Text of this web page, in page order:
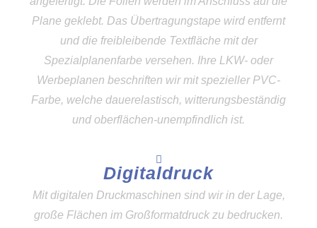
Plane geklebt. Das Übertragungstape wird entfernt
und die freibleibende Textfläche mit der
Spezialplanenfarbe versehen. Ihre LKW- oder
Werbeplanen beschriften wir mit spezieller PVC-
Farbe, welche dauerelastisch, witterungsbeständig
und oberflächen-unempfindlich ist.
Digitaldruck
Mit digitalen Druckmaschinen sind wir in der Lage,
große Flächen im Großformatdruck zu bedrucken.